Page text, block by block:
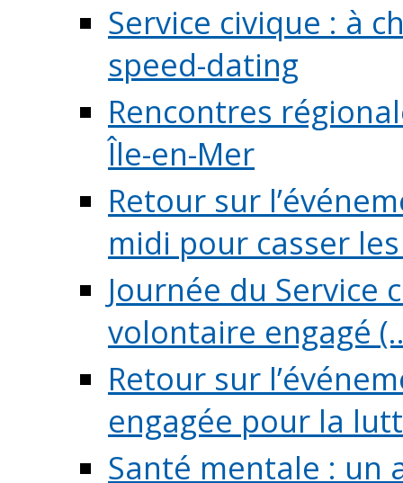
Service civique : à
speed-dating
Rencontres
Île-en-Mer
Retour sur
midi pour casser les
Journée du Service
volontaire engagé
Retour sur
engagée pour la
Santé mentale : un